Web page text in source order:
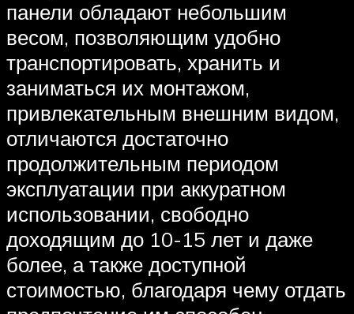
панели обладают небольшим
весом, позволяющим удобно
транспортировать, хранить и
заниматься их монтажом,
привлекательным внешним видом,
отличаются достаточно
продолжительным периодом
эксплуатации при аккуратном
использовании, свободно
доходящим до 10-15 лет и даже
более, а также доступной
стоимостью, благодаря чему отдать